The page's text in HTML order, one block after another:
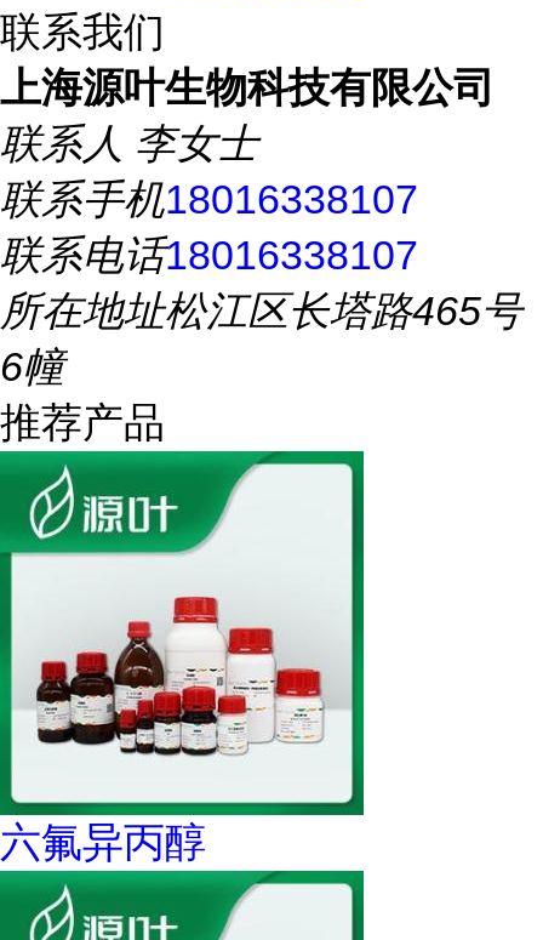
联系我们
上海源叶生物科技有限公司
联系人 李女士
联系手机18016338107
联系电话18016338107
所在地址松江区长塔路465号
6幢
推荐产品
六氟异丙醇